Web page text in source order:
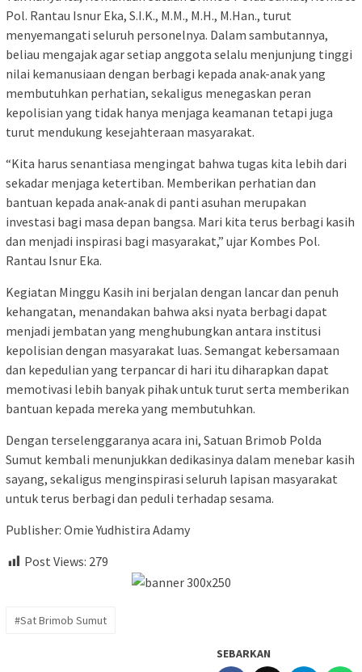
Pol. Rantau Isnur Eka, S.I.K., M.M., M.H., M.Han., turut
menyemangati seluruh personelnya. Dalam sambutannya,
beliau mengajak agar setiap anggota selalu menjunjung tinggi
nilai kemanusiaan dengan berbagi kepada anak-anak yang
membutuhkan perhatian, sekaligus menegaskan peran
kepolisian yang tidak hanya menjaga keamanan tetapi juga
turut mendukung kesejahteraan masyarakat.
“Kita harus senantiasa mengingat bahwa tugas kita lebih dari
sekadar menjaga ketertiban. Memberikan perhatian dan
bantuan kepada anak-anak di panti asuhan merupakan
investasi bagi masa depan bangsa. Mari kita terus berbagi kasih
dan menjadi inspirasi bagi masyarakat,” ujar Kombes Pol.
Rantau Isnur Eka.
Kegiatan Minggu Kasih ini berjalan dengan lancar dan penuh
kehangatan, menandakan bahwa aksi nyata berbagi dapat
menjadi jembatan yang menghubungkan antara institusi
kepolisian dengan masyarakat luas. Semangat kebersamaan
dan kepedulian yang terpancar di hari itu diharapkan dapat
memotivasi lebih banyak pihak untuk turut serta memberikan
bantuan kepada mereka yang membutuhkan.
Dengan terselenggaranya acara ini, Satuan Brimob Polda
Sumut kembali menunjukkan dedikasinya dalam menebar kasih
sayang, sekaligus menginspirasi seluruh lapisan masyarakat
untuk terus berbagi dan peduli terhadap sesama.
Publisher: Omie Yudhistira Adamy
Post Views: 279
#Sat Brimob Sumut
SEBARKAN